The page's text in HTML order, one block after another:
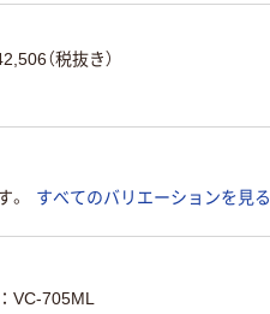
（税抜き）
。
すべてのバリエーションを見る
VC-705ML